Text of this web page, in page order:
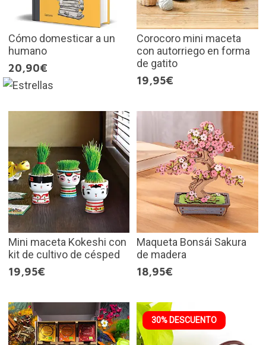
Cómo domesticar a un
humano
20,90€
Corocoro mini maceta
con autorriego en forma
de gatito
19,95€
Mini maceta Kokeshi con
kit de cultivo de césped
19,95€
Maqueta Bonsái Sakura
de madera
18,95€
30% DESCUENTO